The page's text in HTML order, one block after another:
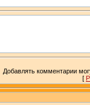
Добавлять комментарии
[